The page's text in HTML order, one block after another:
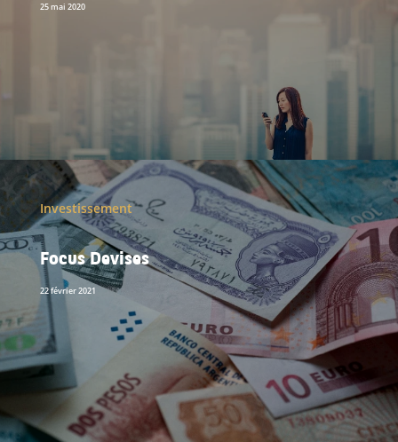
25 mai 2020
Investissement
Focus Devises
22 février 2021